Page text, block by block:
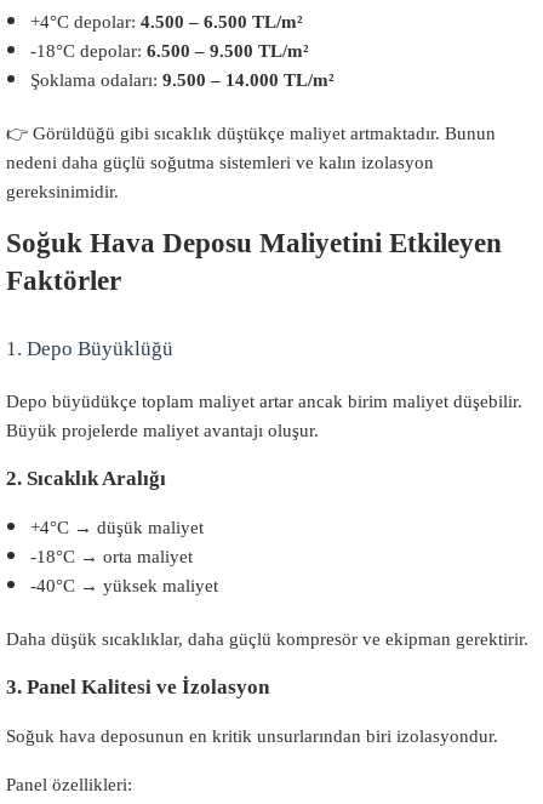
+4°C depolar: 4.500 – 6.500 TL/m²
-18°C depolar: 6.500 – 9.500 TL/m²
Şoklama odaları: 9.500 – 14.000 TL/m²
👉 Görüldüğü gibi sıcaklık düştükçe maliyet artmaktadır. Bunun
nedeni daha güçlü soğutma sistemleri ve kalın izolasyon
gereksinimidir.
Soğuk Hava Deposu Maliyetini Etkileyen
Faktörler
1. Depo Büyüklüğü
Depo büyüdükçe toplam maliyet artar ancak birim maliyet düşebilir.
Büyük projelerde maliyet avantajı oluşur.
2. Sıcaklık Aralığı
+4°C → düşük maliyet
-18°C → orta maliyet
-40°C → yüksek maliyet
Daha düşük sıcaklıklar, daha güçlü kompresör ve ekipman gerektirir.
3. Panel Kalitesi ve İzolasyon
Soğuk hava deposunun en kritik unsurlarından biri izolasyondur.
Panel özellikleri: